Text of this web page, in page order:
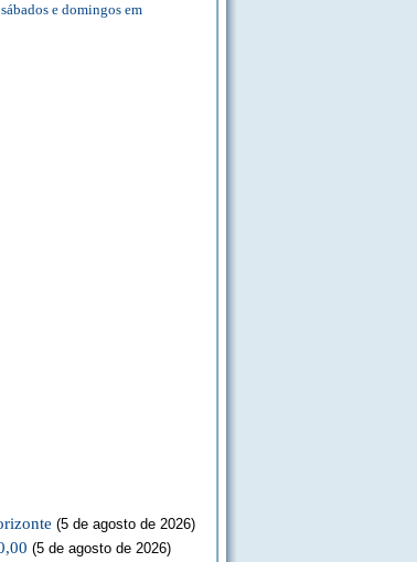
e domingos em
(5 de agosto de 2026)
(5 de agosto de 2026)